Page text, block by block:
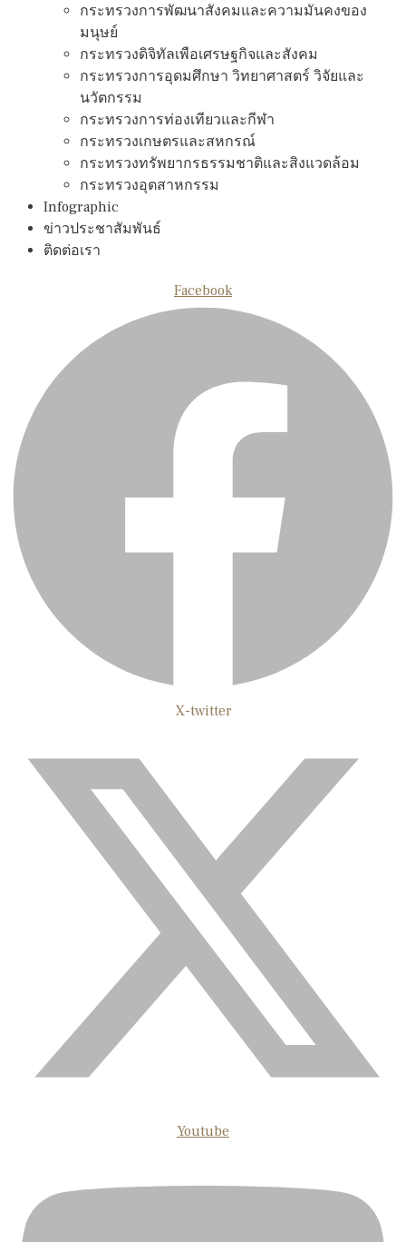
กระทรวงการพัฒนาสังคมและความมันคงของ
มนุษย์
กระทรวงดิจิทัลเพือเศรษฐกิจและสังคม
กระทรวงการอุดมศึกษา วิทยาศาสตร์ วิจัยและ
นวัตกรรม
กระทรวงการท่องเทียวและกีฬา
กระทรวงเกษตรและสหกรณ์
กระทรวงทรัพยากรธรรมชาติและสิงแวดล้อม
กระทรวงอุตสาหกรรม
Infographic
ข่าวประชาสัมพันธ์
ติดต่อเรา
Facebook
X-twitter
Youtube